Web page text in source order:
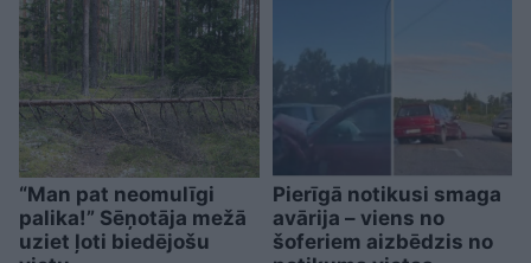
“Man pat neomulīgi
palika!” Sēņotāja mežā
uziet ļoti biedējošu
Pierīgā notikusi smaga
avārija – viens no
šoferiem aizbēdzis no